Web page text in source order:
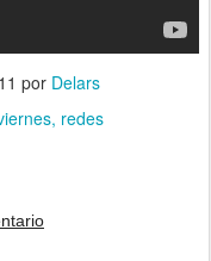
por Delars
redes